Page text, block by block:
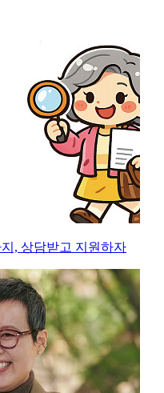
, 상담받고 지원하자